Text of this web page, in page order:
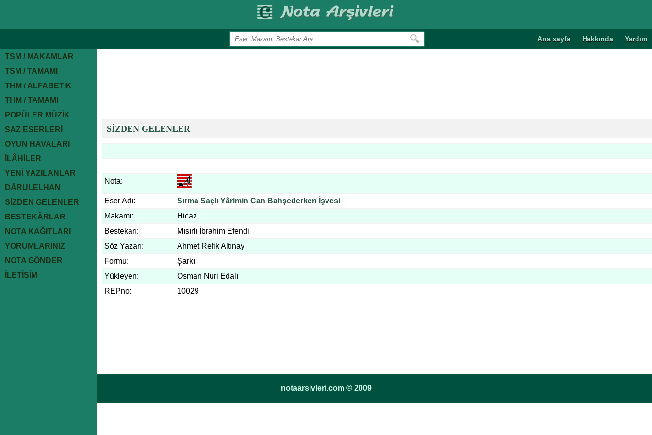
Ana sayfa Hakkında Yardım
TSM / MAKAMLAR
TSM / TAMAMI
THM / ALFABETİK
THM / TAMAMI
POPÜLER MÜZİK
SAZ ESERLERİ
OYUN HAVALARI
İLÂHİLER
YENİ YAZILANLAR
DÂRULELHAN
SİZDEN GELENLER
BESTEKÂRLAR
NOTA KAĞITLARI
YORUMLARINIZ
NOTA GÖNDER
İLETİŞİM
SİZDEN GELENLER
Nota:
Eser Adı:
Sırma Saçlı Yârimin Can Bahşederken İşvesi
Makamı:
Hicaz
Bestekarı:
Mısırlı İbrahim Efendi
Söz Yazarı:
Ahmet Refik Altınay
Formu:
Şarkı
Yükleyen:
Osman Nuri Edalı
REPno:
10029
notaarsivleri.com © 2009